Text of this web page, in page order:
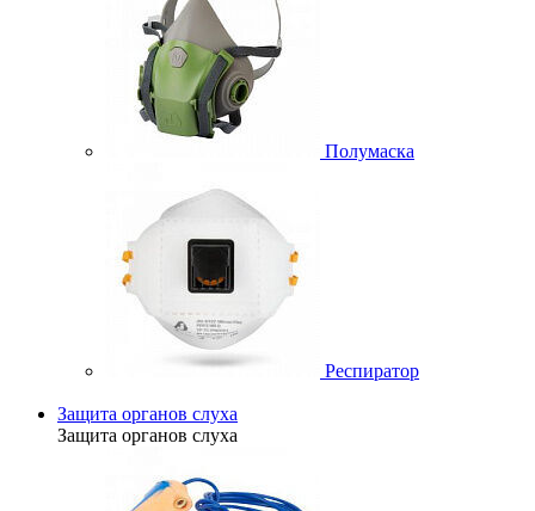
Полумаска
Респиратор
Защита органов слуха
Защита органов слуха